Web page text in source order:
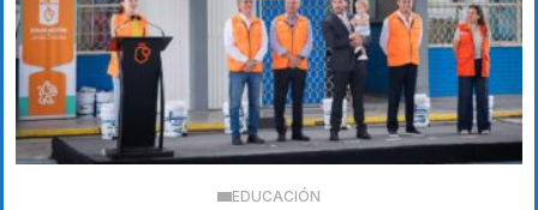
EDUCACIÓN